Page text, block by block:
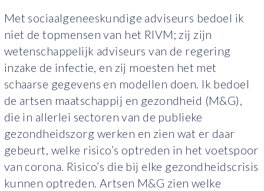
Met sociaalgeneeskundige adviseurs bedoel ik
niet de topmensen van het RIVM; zij zijn
wetenschappelijk adviseurs van de regering
inzake de infectie, en zij moesten het met
schaarse gegevens en modellen doen. Ik bedoel
de artsen maatschappij en gezondheid (M&G),
die in allerlei sectoren van de publieke
gezondheidszorg werken en zien wat er daar
gebeurt, welke risico’s optreden in het voetspoor
van corona. Risico’s die bij elke gezondheidscrisis
kunnen optreden. Artsen M&G zien welke